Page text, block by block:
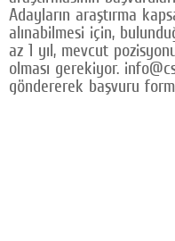
Adayların araştırma
alınabilmesi için,
az 1 yıl, mevcut
olması gerekiyor.
göndererek başvuru